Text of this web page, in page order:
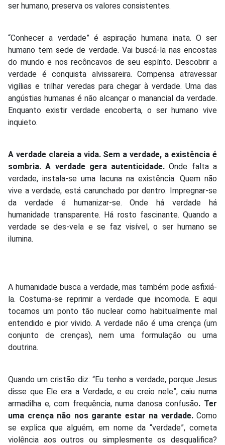
ser humano, preserva os valores consistentes.
“Conhecer a verdade” é aspiração humana inata. O ser
humano tem sede de verdade. Vai buscá-la nas encostas
do mundo e nos recôncavos de seu espírito. Descobrir a
verdade é conquista alvissareira. Compensa atravessar
vigílias e trilhar veredas para chegar à verdade. Uma das
angústias humanas é não alcançar o manancial da verdade.
Enquanto existir verdade encoberta, o ser humano vive
inquieto.
A verdade clareia a vida. Sem a verdade, a existência é
sombria. A verdade gera autenticidade. Onde falta a
verdade, instala-se uma lacuna na existência. Quem não
vive a verdade, está carunchado por dentro. Impregnar-se
da verdade é humanizar-se. Onde há verdade há
humanidade transparente. Há rosto fascinante. Quando a
verdade se des-vela e se faz visível, o ser humano se
ilumina.
A humanidade busca a verdade, mas também pode asfixiá-
la. Costuma-se reprimir a verdade que incomoda. E aqui
tocamos um ponto tão nuclear como habitualmente mal
entendido e pior vivido. A verdade não é uma crença (um
conjunto de crenças), nem uma formulação ou uma
doutrina.
Quando um cristão diz: “Eu tenho a verdade, porque Jesus
disse que Ele era a Verdade, e eu creio nele”, caiu numa
armadilha e, com frequência, numa danosa confusão. Ter
uma crença não nos garante estar na verdade.Como
se explica que alguém, em nome da “verdade”, cometa
violência aos outros ou simplesmente os desqualifica?